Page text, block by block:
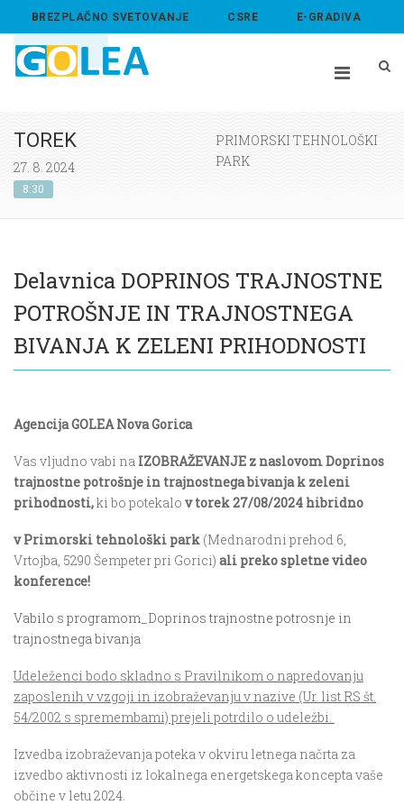
BREZPLAČNO SVETOVANJE CSRE E-GRADIVA
ABOUT US
TOREK
27. 8. 2024
8:30
PRIMORSKI TEHNOLOŠKI
PARK
Delavnica DOPRINOS TRAJNOSTNE
POTROŠNJE IN TRAJNOSTNEGA
BIVANJA K ZELENI PRIHODNOSTI
Agencija GOLEA Nova Gorica
Vas vljudno vabi na IZOBRAŽEVANJE z naslovomDoprinos
trajnostne potrošnje in trajnostnega bivanja k zeleni
prihodnosti,ki bo potekalo v torek27/08/2024 hibridno
v Primorski tehnološki park (Mednarodni prehod 6,
Vrtojba, 5290 Šempeter pri Gorici) ali preko spletne video
konference!
Vabilo s programom_Doprinos trajnostne potrosnje in
trajnostnega bivanja
Udeleženci bodo skladno s Pravilnikom o napredovanju
zaposlenih v vzgoji in izobraževanju v nazive (Ur. list RS št.
54/2002 s spremembami) prejeli potrdilo o udeležbi.
Izvedba izobraževanja poteka v okviru letnega načrta za
izvedbo aktivnosti iz lokalnega energetskega koncepta vaše
občine v letu 2024.